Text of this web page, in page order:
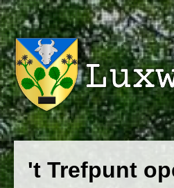
't Trefpunt
»
Home
Luxwoude.net
Plaatselijk